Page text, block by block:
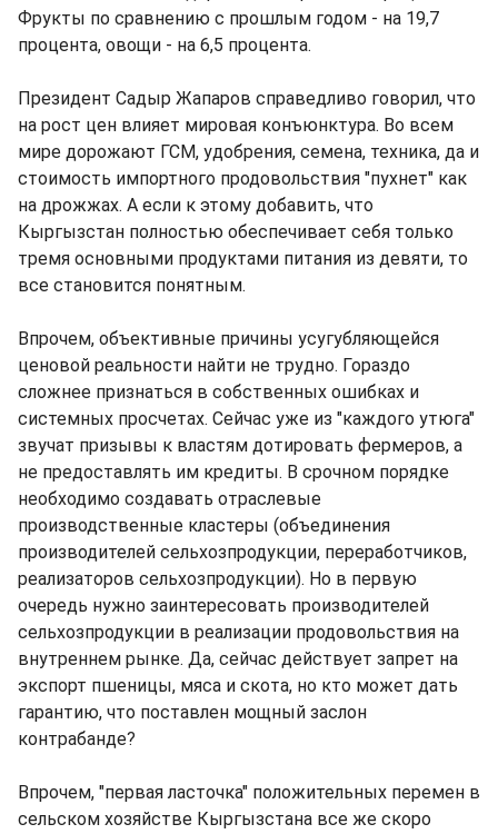
Фрукты по сравнению с прошлым годом - на 19,7
процента, овощи - на 6,5 процента.
Президент Садыр Жапаров справедливо говорил, что
на рост цен влияет мировая конъюнктура. Во всем
мире дорожают ГСМ, удобрения, семена, техника, да и
стоимость импортного продовольствия "пухнет" как
на дрожжах. А если к этому добавить, что
Кыргызстан полностью обеспечивает себя только
тремя основными продуктами питания из девяти, то
все становится понятным.
Впрочем, объективные причины усугубляющейся
ценовой реальности найти не трудно. Гораздо
сложнее признаться в собственных ошибках и
системных просчетах. Сейчас уже из "каждого утюга"
звучат призывы к властям дотировать фермеров, а
не предоставлять им кредиты. В срочном порядке
необходимо создавать отраслевые
производственные кластеры (объединения
производителей сельхозпродукции, переработчиков,
реализаторов сельхозпродукции). Но в первую
очередь нужно заинтересовать производителей
сельхозпродукции в реализации продовольствия на
внутреннем рынке. Да, сейчас действует запрет на
экспорт пшеницы, мяса и скота, но кто может дать
гарантию, что поставлен мощный заслон
контрабанде?
Впрочем, "первая ласточка" положительных перемен в
сельском хозяйстве Кыргызстана все же скоро